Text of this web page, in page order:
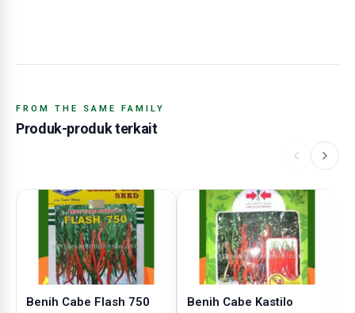
FROM THE SAME FAMILY
Produk-produk terkait
Benih Cabe Flash 750 Benih Cabe Kastilo